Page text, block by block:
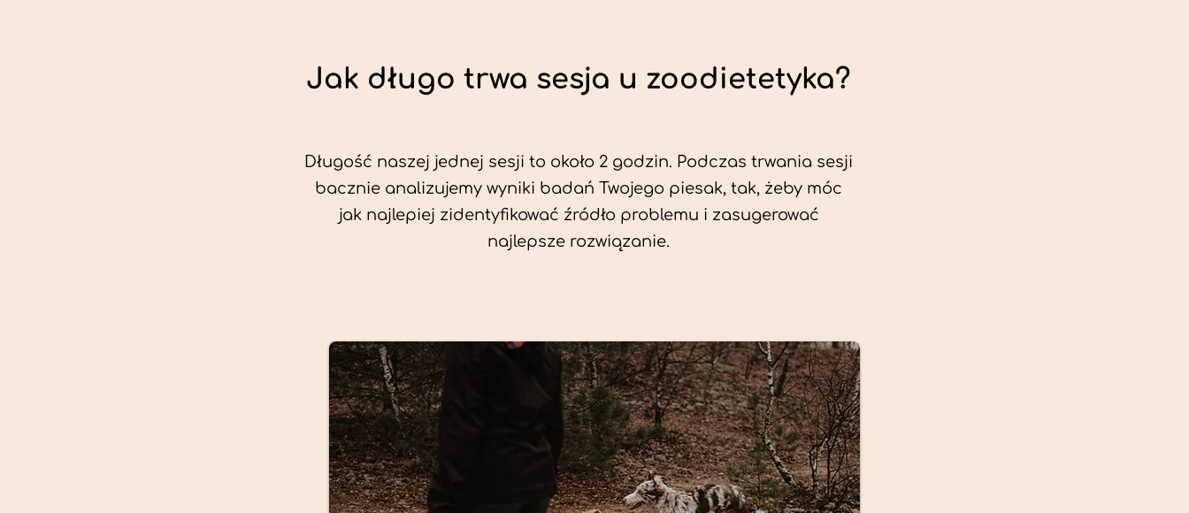
Jak długo trwa sesja u zoodietetyka?
Długość naszej jednej sesji to około 2 godzin. Podczas trwania sesji
bacznie analizujemy wyniki badań Twojego piesak, tak, żeby móc
jak najlepiej zidentyfikować źródło problemu i zasugerować
najlepsze rozwiązanie.